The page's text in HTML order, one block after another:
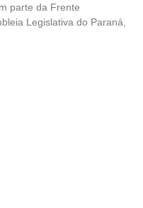
parte da Frente
Legislativa do Paraná,